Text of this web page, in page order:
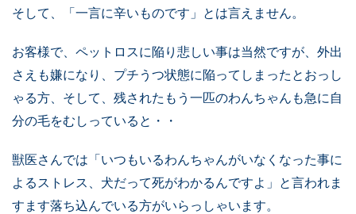
そして、「一言に辛いものです」とは言えません。
お客様で、ペットロスに陥り悲しい事は当然ですが、 外出
さえも嫌になり、プチうつ状態に陥ってしまったとおっし
ゃる方、 そして、残されたもう一匹のわんちゃんも急に自
分の毛をむしっていると・・
獣医さんでは「いつもいるわんちゃんがいなくなった事に
よるストレス、犬だって死がわかるんですよ」と言われま
すます落ち込んでいる方がいらっしゃいます。